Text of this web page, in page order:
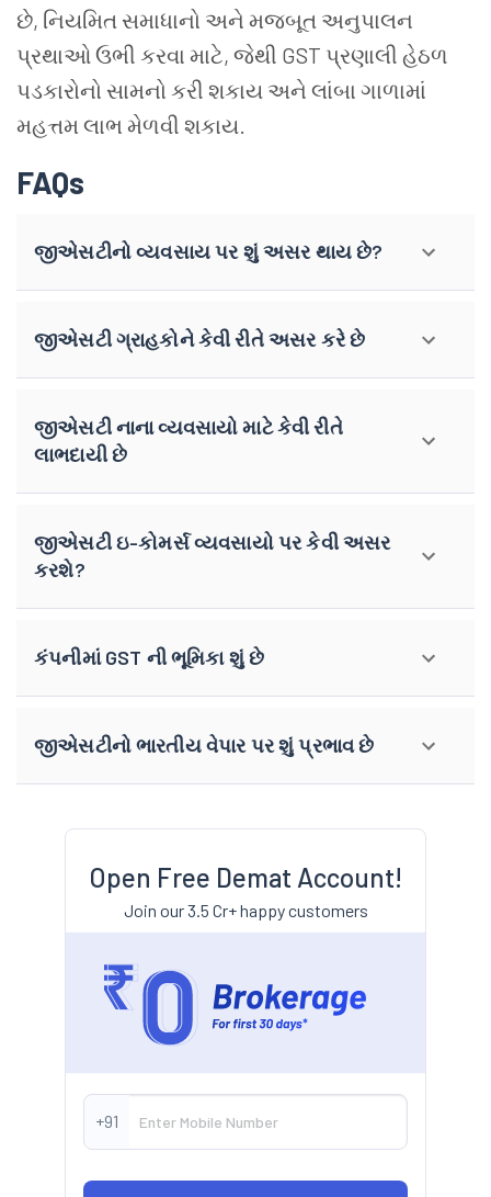
છે, નિયમિત સમાધાનો અને મજબૂત અનુપાલન
પ્રથાઓ ઉભી કરવા માટે, જેથી GST પ્રણાલી હેઠળ
પડકારોનો સામનો કરી શકાય અને લાંબા ગાળામાં
મહત્તમ લાભ મેળવી શકાય.
FAQs
જીએસટીનો વ્યવસાય પર શું અસર થાય છે?
જીએસટી ગ્રાહકોને કેવી રીતે અસર કરે છે
જીએસટી નાના વ્યવસાયો માટે કેવી રીતે
લાભદાયી છે
જીએસટી ઇ-કોમર્સ વ્યવસાયો પર કેવી અસર
કરશે?
કંપનીમાં GST ની ભૂમિકા શું છે
જીએસટીનો ભારતીય વેપાર પર શું પ્રભાવ છે
Open Free Demat Account!
Join our 3.5 Cr+ happy customers
+91